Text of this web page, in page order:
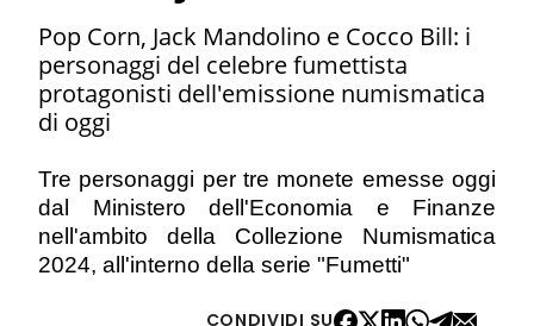
Pop Corn, Jack Mandolino e Cocco Bill: i
personaggi del celebre fumettista
protagonisti dell'emissione numismatica
di oggi
Tre personaggi per tre monete emesse oggi
dal Ministero dell'Economia e Finanze
nell'ambito della Collezione Numismatica
2024, all'interno della serie "Fumetti"
CONDIVIDI SU